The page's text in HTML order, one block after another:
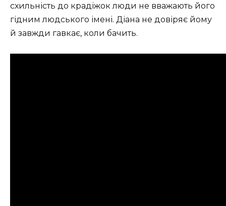
схильність до крадіжок люди не вважають його
гідним людського імені. Діана не довіряє йому
й завжди гавкає, коли бачить.